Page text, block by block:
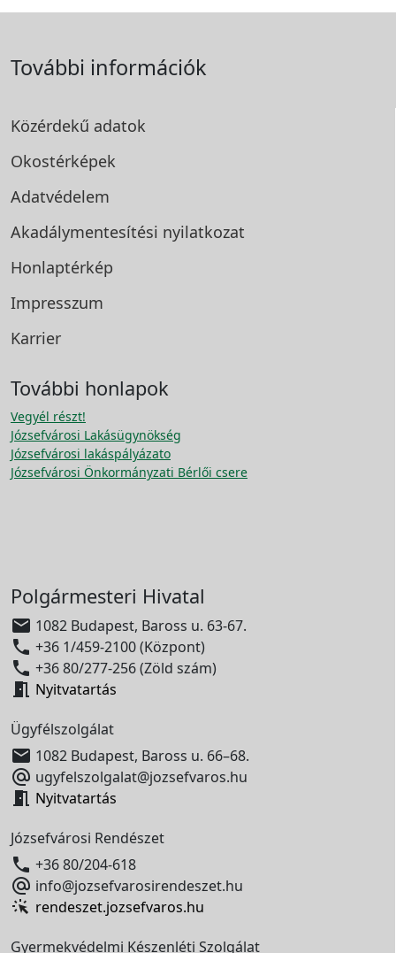
További információk
Közérdekű adatok
Okostérképek
Adatvédelem
Akadálymentesítési nyilatkozat
Honlaptérkép
Impresszum
Karrier
További honlapok
Vegyél részt!
Józsefvárosi Lakásügynökség
Józsefvárosi lakáspályázato
Józsefvárosi Önkormányzati Bérlői csere
Polgármesteri Hivatal
 1082 Budapest, Baross u. 63-67.
 +36 1/459-2100 (Központ)
 +36 80/277-256 (Zöld szám)
 Nyitvatartás
Ügyfélszolgálat
 1082 Budapest, Baross u. 66–68.
 ugyfelszolgalat@jozsefvaros.hu
 Nyitvatartás
Józsefvárosi Rendészet
 +36 80/204-618
 info@jozsefvarosirendeszet.hu
rendeszet.jozsefvaros.hu
Gyermekvédelmi Készenléti Szolgálat